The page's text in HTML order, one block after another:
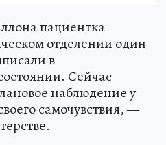
пациентка
отделении один
в
Сейчас
наблюдение у
самочувствия, —